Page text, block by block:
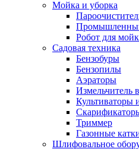
Мойка и уборка
Робот для
Садовая техника
Бензобуры
Бензопилы
Аэраторы
Измельчитель
Культиваторы
Триммер
Газонные
Шлифовальное